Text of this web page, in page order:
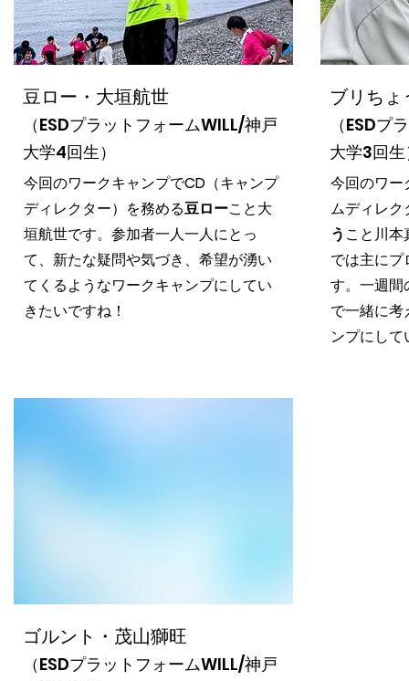
豆ロー・大垣航世
（ESDプラットフォームWILL/神戸
大学4回生）
今回のワークキャンプでCD （キャンプ
ディレクター）を務める豆ローこと大
垣航世です。参加者一人一人にとっ
て、新たな疑問や気づき、希望が湧い
てくるようなワークキャンプにしてい
きたいですね！
ブリち
（ESDプ
大学3回
今回のワー
ムディレ
う こと川
では主に
す。一週間
で一緒に
ンプにし
ゴルント・茂山獅旺
（ESDプラットフォームWILL/神戸